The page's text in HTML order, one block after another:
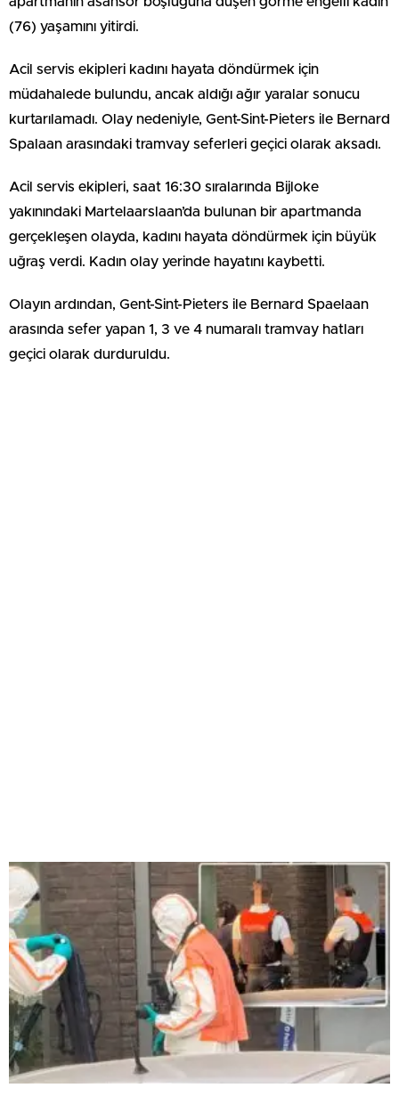
(76) yaşamını yitirdi.
Acil servis ekipleri kadını hayata döndürmek için
müdahalede bulundu, ancak aldığı ağır yaralar sonucu
kurtarılamadı. Olay nedeniyle, Gent-Sint-Pieters ile Bernard
Spalaan arasındaki tramvay seferleri geçici olarak aksadı.
Acil servis ekipleri, saat 16:30 sıralarında Bijloke
yakınındaki Martelaarslaan’da bulunan bir apartmanda
gerçekleşen olayda, kadını hayata döndürmek için büyük
uğraş verdi. Kadın olay yerinde hayatını kaybetti.
Olayın ardından, Gent-Sint-Pieters ile Bernard Spaelaan
arasında sefer yapan 1, 3 ve 4 numaralı tramvay hatları
geçici olarak durduruldu.